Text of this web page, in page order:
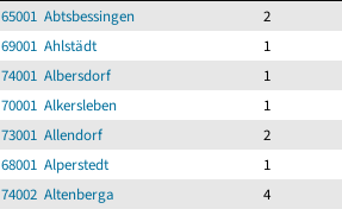
65001 Abtsbessingen
2
69001 Ahlstädt
1
74001 Albersdorf
1
70001 Alkersleben
1
73001 Allendorf
2
68001 Alperstedt
1
74002 Altenberga
4